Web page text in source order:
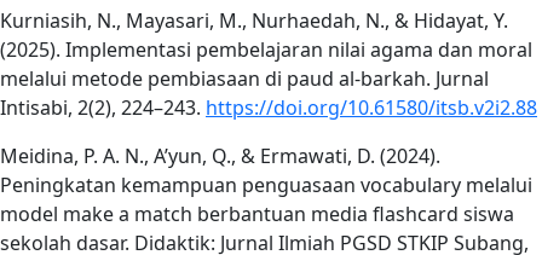
Kurniasih, N., Mayasari, M., Nurhaedah, N., & Hidayat, Y.
(2025). Implementasi pembelajaran nilai agama dan moral
melalui metode pembiasaan di paud al-barkah. Jurnal
Intisabi, 2(2), 224–243. https://doi.org/10.61580/itsb.v2i2.88
Meidina, P. A. N., A’yun, Q., & Ermawati, D. (2024).
Peningkatan kemampuan penguasaan vocabulary melalui
model make a match berbantuan media flashcard siswa
sekolah dasar. Didaktik: Jurnal Ilmiah PGSD STKIP Subang,